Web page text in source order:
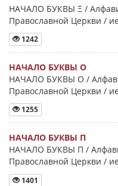
НАЧАЛО БУКВЫ Ξ /
Православной Церкви /
1242
НАЧАЛО БУКВЫ Ο
НАЧАЛО БУКВЫ Ο /
Православной Церкви /
1255
НАЧАЛО БУКВЫ Π
НАЧАЛО БУКВЫ Π /
Православной Церкви /
1401